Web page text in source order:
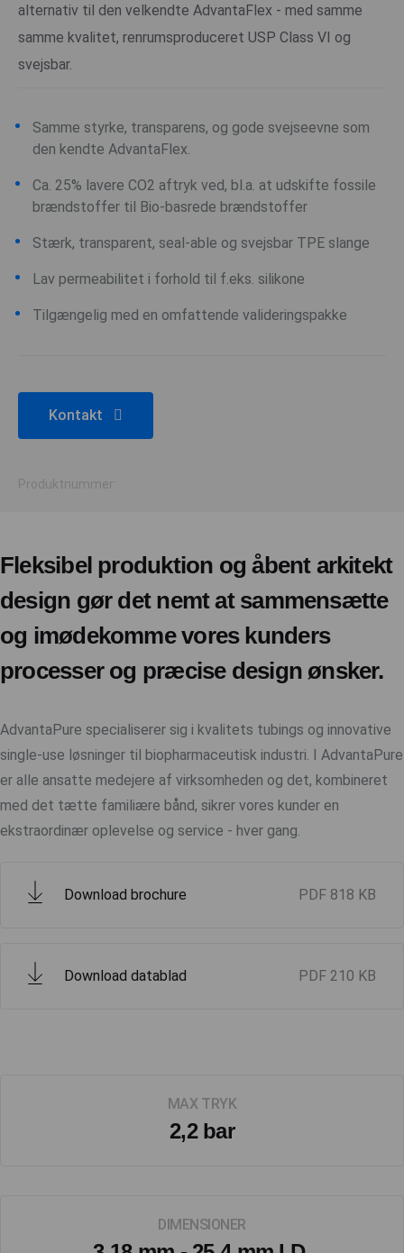
alternativ til den velkendte AdvantaFlex - med samme
samme kvalitet, renrumsproduceret USP Class VI og
svejsbar.
Samme styrke, transparens, og gode svejseevne som
den kendte AdvantaFlex.
Ca. 25% lavere CO2 aftryk ved, bl.a. at udskifte fossile
brændstoffer til Bio-basrede brændstoffer
Stærk, transparent, seal-able og svejsbar TPE slange
Lav permeabilitet i forhold til f.eks. silikone
Tilgængelig med en omfattende valideringspakke
Kontakt
Produktnummer:
Fleksibel produktion og åbent arkitekt
design gør det nemt at sammensætte
og imødekomme vores kunders
processer og præcise design ønsker.
AdvantaPure specialiserer sig i kvalitets tubings og innovative
single-use løsninger til biopharmaceutisk industri. I AdvantaPure
er alle ansatte medejere af virksomheden og det, kombineret
med det tætte familiære bånd, sikrer vores kunder en
ekstraordinær oplevelse og service - hver gang.
Download brochure PDF 818 KB
Download datablad PDF 210 KB
MAX TRYK
2,2 bar
DIMENSIONER